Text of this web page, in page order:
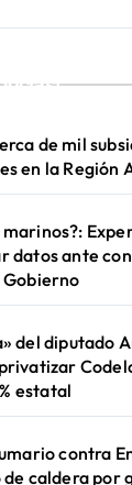
de mil
en la Región
datos ante
Gobierno
del diputado
estatal
contra
de caldera por